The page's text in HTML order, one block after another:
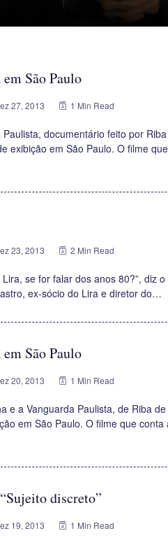
São Paulo
27, 2013 1 Min Read
documentário feito por
exibição em São Paulo. O filme
23, 2013 2 Min Read
se for falar dos anos 80?”, diz
ex-sócio do Lira e diretor do…
São Paulo
20, 2013 1 Min Read
e a Vanguarda Paulista, de Riba
em São Paulo. O filme que conta
discreto”
19, 2013 1 Min Read